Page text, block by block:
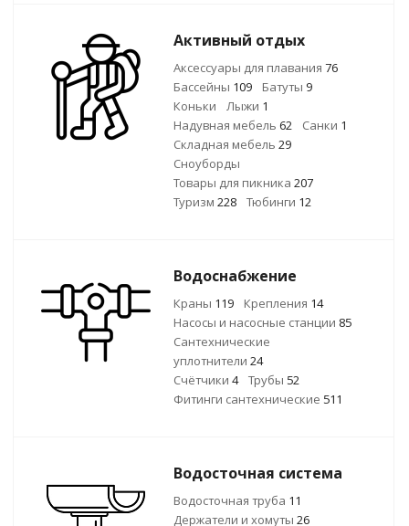
Активный отдых
Аксессуары для плавания 76
Бассейны 109 Батуты 9
Коньки
Лыжи 1
Надувная мебель 62 Санки 1
Складная мебель 29
Сноуборды
Товары для пикника 207
Туризм 228 Тюбинги 12
Водоснабжение
Краны 119 Крепления 14
Насосы и насосные станции 85
Сантехнические
уплотнители 24
Счётчики 4 Трубы 52
Фитинги сантехнические 511
Водосточная система
Водосточная труба 11
Держатели и хомуты 26